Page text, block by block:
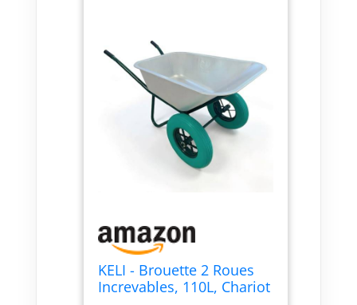
KELI - Brouette 2 Roues
Increvables, 110L, Chariot